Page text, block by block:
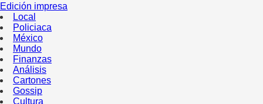
Edición impresa
Local
Policiaca
México
Mundo
Finanzas
Análisis
Cartones
Gossip
Cultura